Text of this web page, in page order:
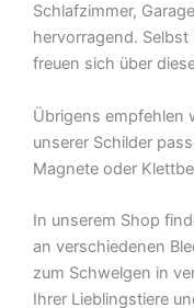
Schlafzimmer,
hervorragend.
freuen sich über
Übrigens empfehlen
unserer Schilder
Magnete oder
In unserem Shop
an verschiedenen
zum Schwelgen in
Ihrer Lieblingstiere